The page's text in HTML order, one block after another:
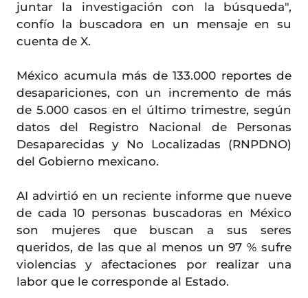
juntar la investigación con la búsqueda",
confío la buscadora en un mensaje en su
cuenta de X.
México acumula más de 133.000 reportes de
desapariciones, con un incremento de más
de 5.000 casos en el último trimestre, según
datos del Registro Nacional de Personas
Desaparecidas y No Localizadas (RNPDNO)
del Gobierno mexicano.
AI advirtió en un reciente informe que nueve
de cada 10 personas buscadoras en México
son mujeres que buscan a sus seres
queridos, de las que al menos un 97 % sufre
violencias y afectaciones por realizar una
labor que le corresponde al Estado.